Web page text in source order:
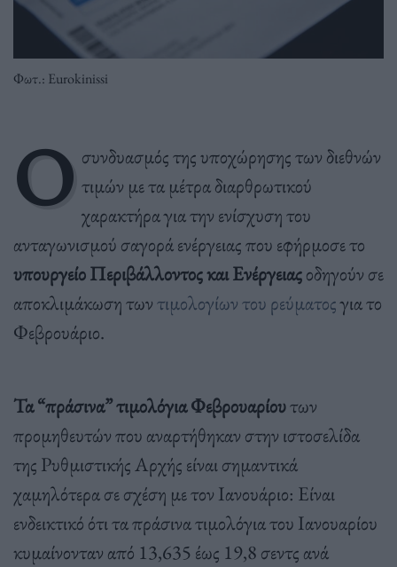
Φωτ.: Eurokinissi
Ο συνδυασμός της υποχώρησης των διεθνών
τιμών με τα μέτρα διαρθρωτικού
χαρακτήρα για την ενίσχυση του
ανταγωνισμού σαγορά ενέργειας που εφήρμοσε το
υπουργείο Περιβάλλοντος και Ενέργειαςοδηγούν σε
αποκλιμάκωση τωντιμολογίων του ρεύματοςγια το
Φεβρουάριο.
Τα “πράσινα” τιμολόγια Φεβρουαρίουτων
προμηθευτών που αναρτήθηκαν στην ιστοσελίδα
της Ρυθμιστικής Αρχής είναι σημαντικά
χαμηλότερα σε σχέση με τον Ιανουάριο: Είναι
ενδεικτικό ότι τα πράσινα τιμολόγια του Ιανουαρίου
κυμαίνονταν από 13,635 έως 19,8 σεντς ανά